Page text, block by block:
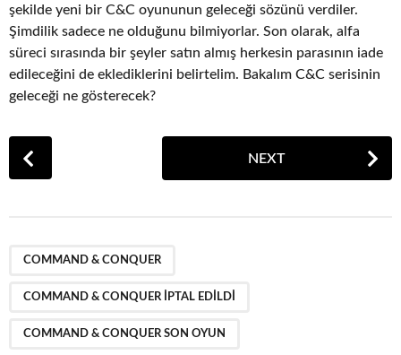
şekilde yeni bir C&C oyununun geleceği sözünü verdiler.
Şimdilik sadece ne olduğunu bilmiyorlar. Son olarak, alfa
süreci sırasında bir şeyler satın almış herkesin parasının iade
edileceğini de eklediklerini belirtelim. Bakalım C&C serisinin
geleceği ne gösterecek?
NEXT
COMMAND & CONQUER
COMMAND & CONQUER IPTAL EDILDI
COMMAND & CONQUER SON OYUN